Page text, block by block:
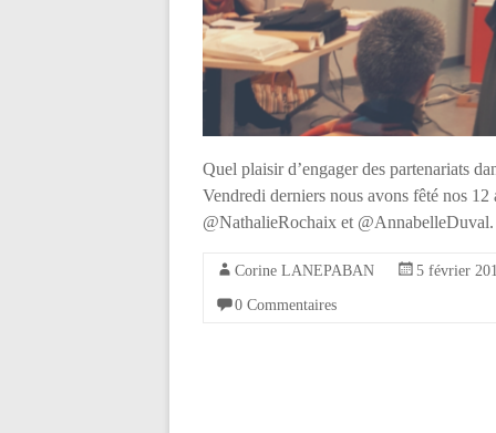
Quel plaisir d’engager des partenariats
Vendredi derniers nous avons fêté nos
@NathalieRochaix et
Corine LANEPABAN 5 février
0 Commentaires